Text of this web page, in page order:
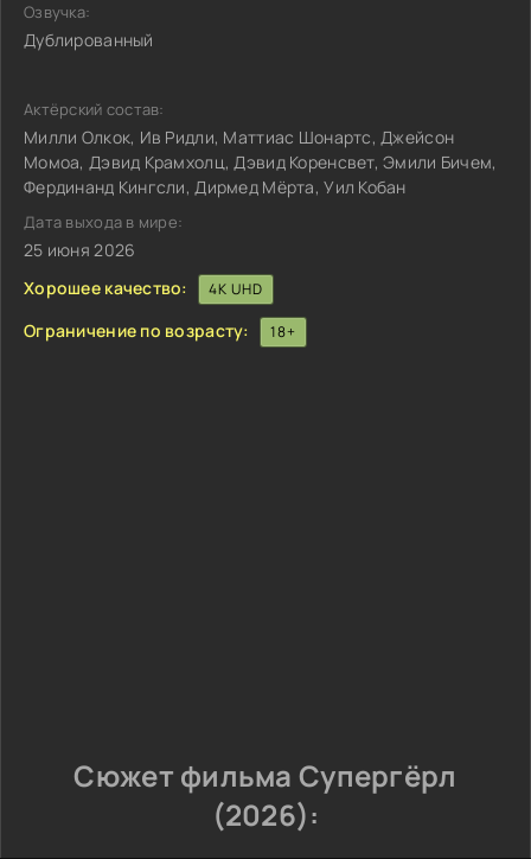
Озвучка:
Дублированный
Актёрский состав:
Милли Олкок, Ив Ридли, Маттиас Шонартс, Джейсон
Момоа, Дэвид Крамхолц, Дэвид Коренсвет, Эмили Бичем,
Фердинанд Кингсли, Дирмед Мёрта, Уил Кобан
Дата выхода в мире:
25 июня 2026
Хорошее качество:
4K UHD
Ограничение по возрасту: 18+
Сюжет фильма Супергёрл
(2026):